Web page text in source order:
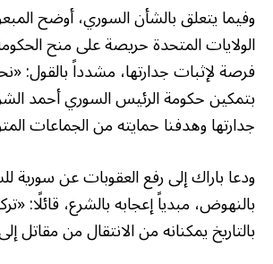
وفيما يتعلق بالشأن السوري، أوضح
الولايات المتحدة حريصة على منح
فرصة لإثبات جدارتها، مشدداً بالقول:
بتمكين حكومة الرئيس السوري أحمد
جدارتها وهدفنا حمايته من الجماعات
ودعا باراك إلى رفع العقوبات عن سورية
بالنهوض، مبدياً إعجابه بالشرع، قائلًا:
بالتاريخ يمكنانه من الانتقال من مقاتل